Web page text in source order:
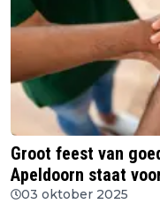
Groot feest van
Apeldoorn staat
03 oktober 2025